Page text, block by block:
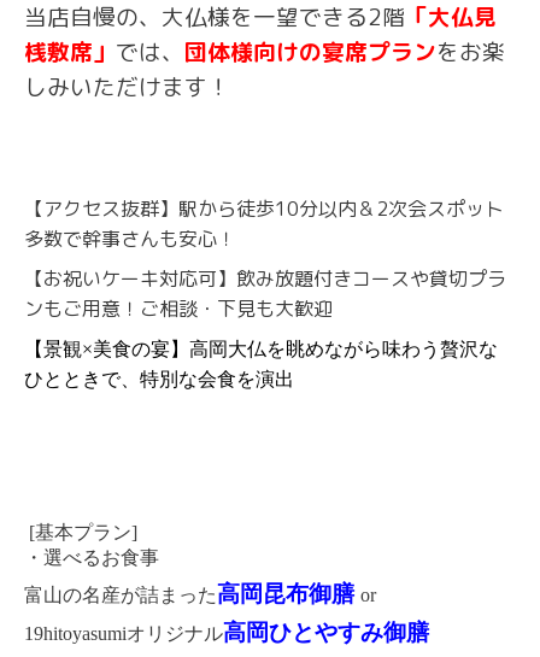
当店自慢の、大仏様を一望できる2階 「大仏見
桟敷席」 では、 団体様向けの宴席プランをお楽
しみいただけます！
【アクセス抜群】駅から徒歩10分以内＆2次会スポット
多数で幹事さんも安心！
【お祝いケーキ対応可】飲み放題付きコースや貸切プラ
ンもご用意！ご相談・下見も大歓迎
【景観×美食の宴】高岡大仏を眺めながら味わう贅沢な
ひとときで、特別な会食を演出
[基本プラン]
・選べるお食事
富山の名産が詰まった高岡昆布御膳 or
19hitoyasumiオリジナル高岡ひとやすみ御膳